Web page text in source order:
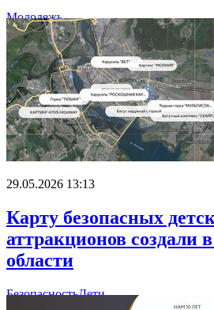
Молодежь
29.05.2026 13:13
Карту безопасных
аттракционов создали
области
БезопасностьДети